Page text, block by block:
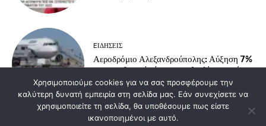
EΙΔΗΣΕΙΣ
Αεροδρόμιο Αλεξανδρούπολης: Αύξηση 7%
στην επιβατική κίνηση του Ιουλίου – στόχος
τα νέα δρομολόγια
Load more
Χρησιμοποιούμε cookies για να σας προσφέρουμε την
καλύτερη δυνατή εμπειρία στη σελίδα μας. Εάν συνεχίσετε να
χρησιμοποιείτε τη σελίδα, θα υποθέσουμε πως είστε
ικανοποιημένοι με αυτό.